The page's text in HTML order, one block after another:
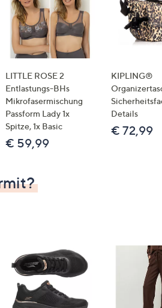
LITTLE ROSE 2
Entlastungs-BHs
Mikrofasermischung
Passform Lady 1x
Spitze, 1x Basic
€ 59,99
KIPLING®
Details
€ 72,99